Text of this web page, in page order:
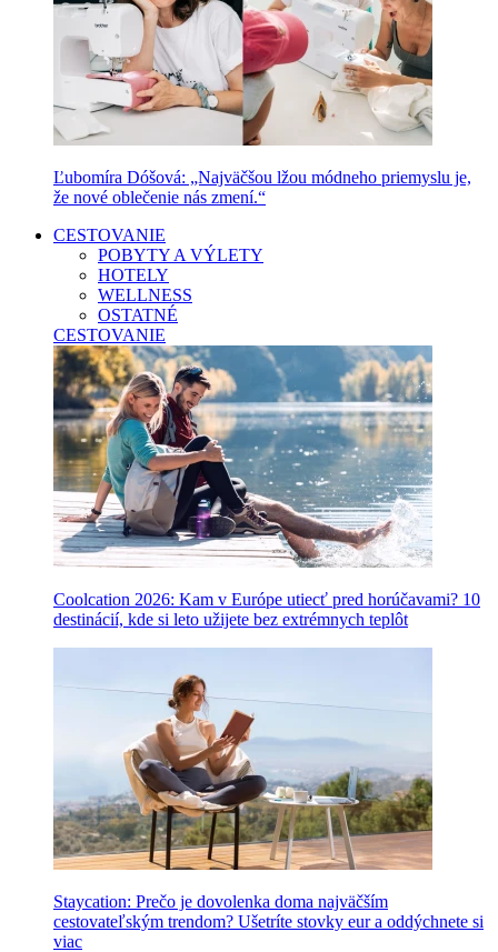
Ľubomíra Dóšová: „Najväčšou lžou módneho priemyslu je,
že nové oblečenie nás zmení.“
CESTOVANIE
POBYTY A VÝLETY
HOTELY
WELLNESS
OSTATNÉ
CESTOVANIE
Coolcation 2026: Kam v Európe utiecť pred horúčavami? 10
destinácií, kde si leto užijete bez extrémnych teplôt
Staycation: Prečo je dovolenka doma najväčším
cestovateľským trendom? Ušetríte stovky eur a oddýchnete si
viac